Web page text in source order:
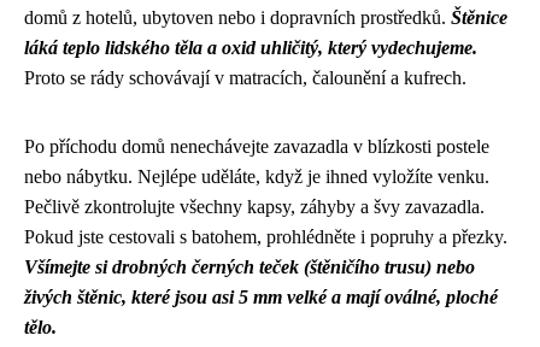
domů z hotelů, ubytoven nebo i dopravních prostředků. Štěnice
láká teplo lidského těla a oxid uhličitý, který vydechujeme.
Proto se rády schovávají v matracích, čalounění a kufrech.
Po příchodu domů nenechávejte zavazadla v blízkosti postele
nebo nábytku. Nejlépe uděláte, když je ihned vyložíte venku.
Pečlivě zkontrolujte všechny kapsy, záhyby a švy zavazadla.
Pokud jste cestovali s batohem, prohlédněte i popruhy a přezky.
Všímejte si drobných černých teček (štěničího trusu) nebo
živých štěnic, které jsou asi 5 mm velké a mají oválné, ploché
tělo.